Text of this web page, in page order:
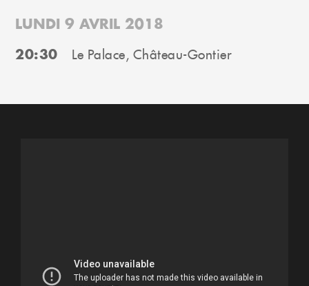
LUNDI 9 AVRIL 2018
20:30 Le Palace, Château-Gontier